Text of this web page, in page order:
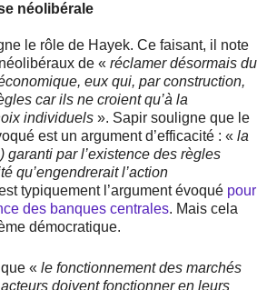
néolibérale
le rôle de Hayek. Ce faisant, il note
de « réclamer désormais du
eux qui, par construction,
car ils ne croient qu’à la
individuels ». Sapir souligne que le
est un argument d’efficacité : « la
par l’existence des règles
qu’engendrerait l’action
typiquement l’argument évoqué pour
des banques centrales. Mais cela
démocratique.
« le fonctionnement des marchés
doivent fonctionner en leurs